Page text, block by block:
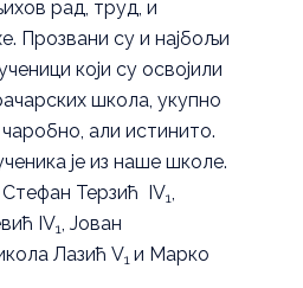
рад, труд, и
Прозвани су и најбољи
који су освојили
школа, укупно
али истинито.
је из наше школе.
Стефан Терзић IV1,
IV1, Јован
Лазић V1и Марко